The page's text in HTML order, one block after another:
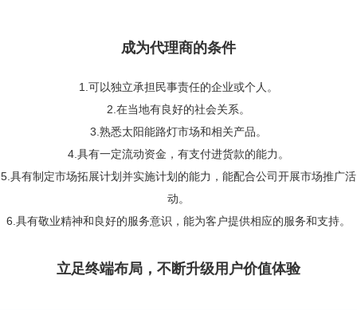
成为代理商的条件
1.可以独立承担民事责任的企业或个人。
2.在当地有良好的社会关系。
3.熟悉太阳能路灯市场和相关产品。
4.具有一定流动资金，有支付进货款的能力。
5.具有制定市场拓展计划并实施计划的能力，能配合公司开展市场推广活
动。
6.具有敬业精神和良好的服务意识，能为客户提供相应的服务和支持。
立足终端布局，不断升级用户价值体验